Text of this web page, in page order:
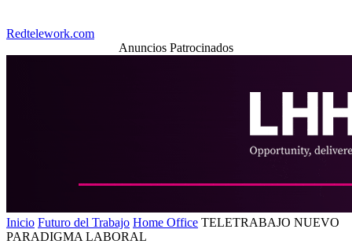
Redtelework.com
Anuncios Patrocinados
Inicio Futuro del Trabajo Home Office TELETRABAJO NUEVO
PARADIGMA LABORAL